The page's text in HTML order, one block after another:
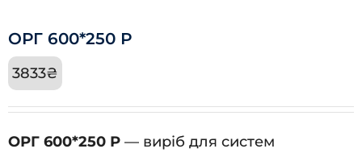
ОРГ 600*250 Р
3833₴
ОРГ 600*250 Р — виріб для систем